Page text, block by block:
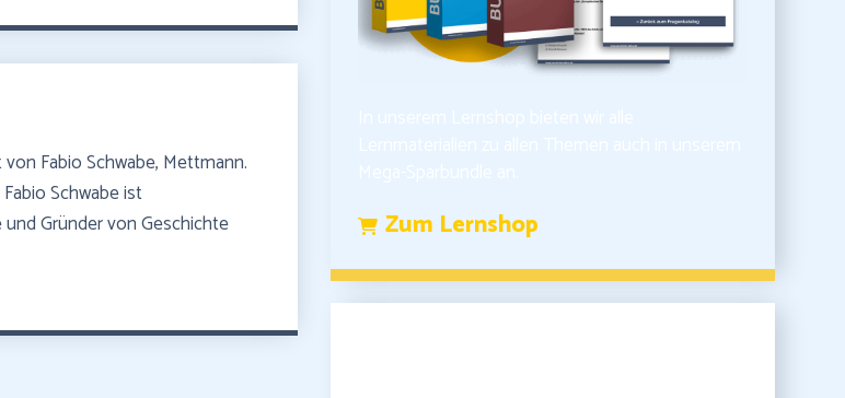
Fabio Schwabe, Mettmann.
Fabio Schwabe ist
Gründer von Geschichte
Zum Lernshop